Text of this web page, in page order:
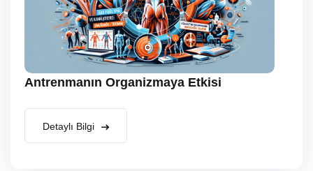
Antrenmanın Organizmaya Etkisi
Detaylı Bilgi